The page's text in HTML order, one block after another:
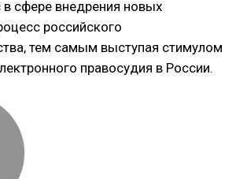
сфере внедрения новых
российского
тем самым выступая стимулом
правосудия в России.